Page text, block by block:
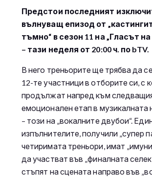
Предстои последният
вълнуващ епизод от
тъмно“ в сезон 11 на „Гласът
– тази неделя от 20:00 ч. по bTV.
В него треньорите ще трябва да
12-те участници в отборите си, с
продължат напред към
емоционален етап в музикалната
– този на „вокалните двубои“.
изпълнителите, получили „супер
четиримата треньори, имат
да участват във „финалната
стъпят на сцената направо във